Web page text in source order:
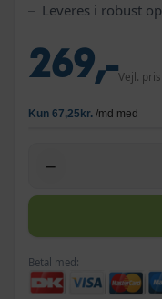
Leveres i robust
269,-Vejl. pris
−
Betal med: